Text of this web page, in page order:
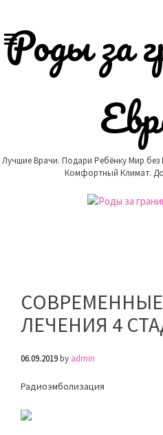
content
Роды за
Лучшие Врачи. Подари Ребёнку Мир без
Комфортный Климат.
ЛЕЧЕНИЯ 4
06.09.2019by admin
Радиоэмболизация